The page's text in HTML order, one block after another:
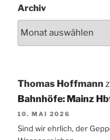
Archiv
Thomas Hoffmann
Bahnhöfe: Mainz
10. MAI 2026
Sind wir ehrlich, der